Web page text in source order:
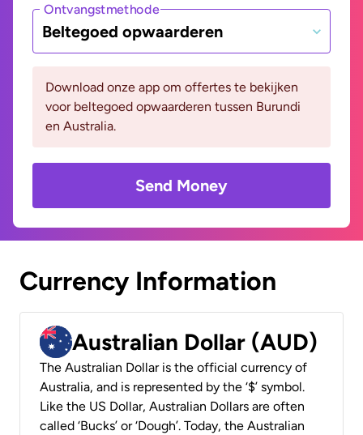
Ontvangstmethode
Beltegoed opwaarderen
Download onze app om offertes te bekijken
voor beltegoed opwaarderen tussen Burundi
en Australia.
Send Money
Currency Information
Australian Dollar (AUD)
The Australian Dollar is the official currency of
Australia, and is represented by the ‘$’ symbol.
Like the US Dollar, Australian Dollars are often
called ‘Bucks’ or ‘Dough’. Today, the Australian